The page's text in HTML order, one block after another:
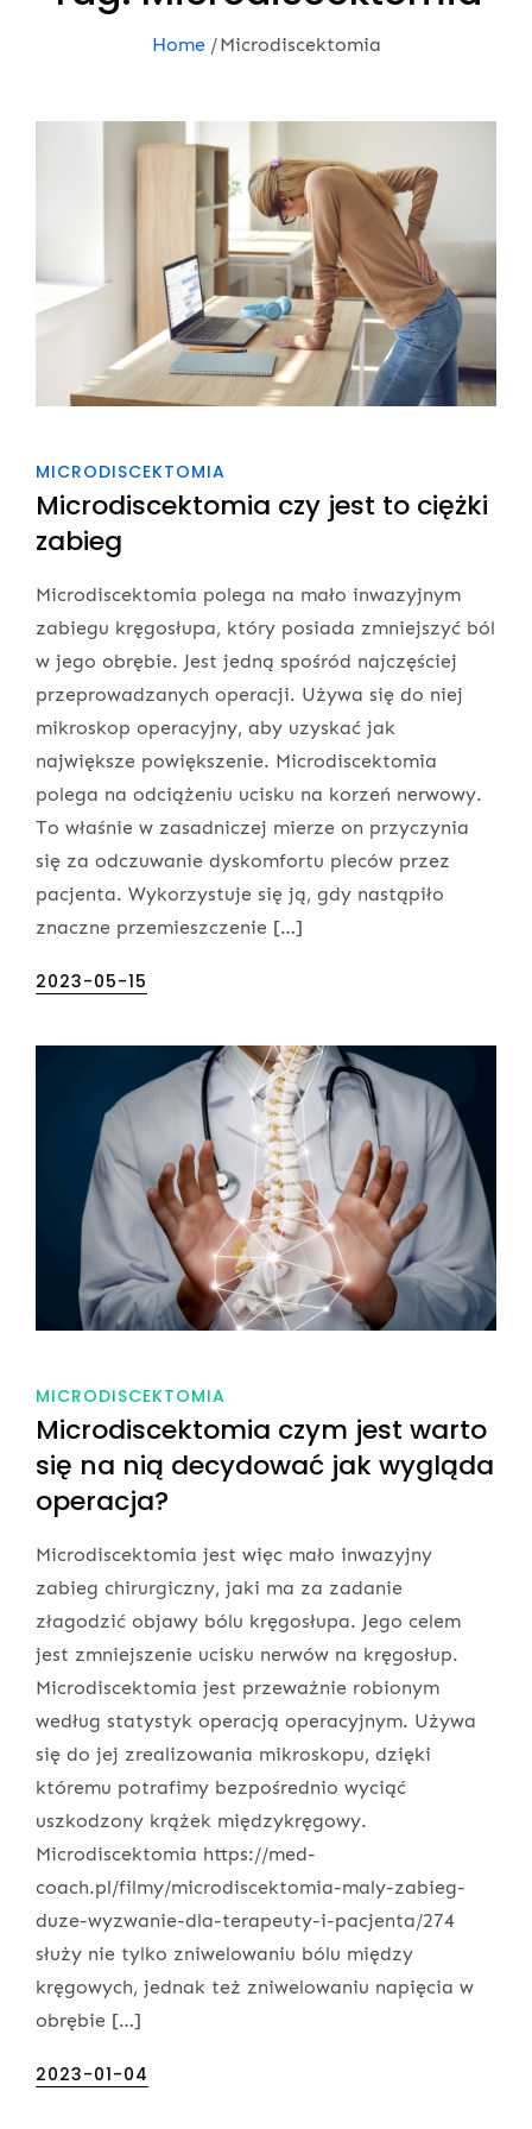
Home Microdiscektomia
MICRODISCEKTOMIA
Microdiscektomia czy jest to ciężki
zabieg
Microdiscektomia polega na mało inwazyjnym
zabiegu kręgosłupa, który posiada zmniejszyć ból
w jego obrębie. Jest jedną spośród najczęściej
przeprowadzanych operacji. Używa się do niej
mikroskop operacyjny, aby uzyskać jak
największe powiększenie. Microdiscektomia
polega na odciążeniu ucisku na korzeń nerwowy.
To właśnie w zasadniczej mierze on przyczynia
się za odczuwanie dyskomfortu pleców przez
pacjenta. Wykorzystuje się ją, gdy nastąpiło
znaczne przemieszczenie […]
Posted
2023-05-15
MICRODISCEKTOMIA
Microdiscektomia czym jest warto
się na nią decydować jak wygląda
operacja?
Microdiscektomia jest więc mało inwazyjny
zabieg chirurgiczny, jaki ma za zadanie
złagodzić objawy bólu kręgosłupa. Jego celem
jest zmniejszenie ucisku nerwów na kręgosłup.
Microdiscektomia jest przeważnie robionym
według statystyk operacją operacyjnym. Używa
się do jej zrealizowania mikroskopu, dzięki
któremu potrafimy bezpośrednio wyciąć
uszkodzony krążek międzykręgowy.
Microdiscektomia https://med-
coach.pl/filmy/microdiscektomia-maly-zabieg-
duze-wyzwanie-dla-terapeuty-i-pacjenta/274
służy nie tylko zniwelowaniu bólu między
kręgowych, jednak też zniwelowaniu napięcia w
obrębie […]
Posted
2023-01-04